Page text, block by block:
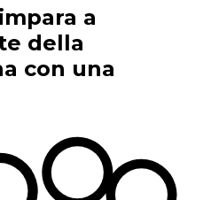
a
della
con una